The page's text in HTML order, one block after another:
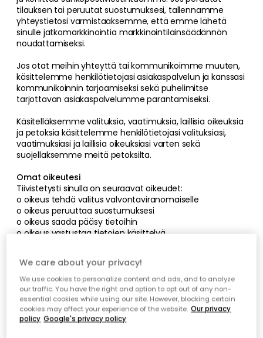
tilauksen tai peruutat suostumuksesi, tallennamme
yhteystietosi varmistaaksemme, että emme lähetä
sinulle jatkomarkkinointia markkinointilainsäädännön
noudattamiseksi.
Jos otat meihin yhteyttä tai kommunikoimme muuten,
käsittelemme henkilötietojasi asiakaspalvelun ja kanssasi
kommunikoinnin tarjoamiseksi sekä puhelimitse
tarjottavan asiakaspalvelumme parantamiseksi.
Käsitelläksemme valituksia, vaatimuksia, laillisia oikeuksia
ja petoksia käsittelemme henkilötietojasi valituksiasi,
vaatimuksiasi ja laillisia oikeuksiasi varten sekä
suojellaksemme meitä petoksilta.
Omat oikeutesi
Tiivistetysti sinulla on seuraavat oikeudet:
o oikeus tehdä valitus valvontaviranomaiselle
o oikeus peruuttaa suostumuksesi
o oikeus saada pääsy tietoihin
o oikeus vastustaa tietojen käsittelyä
o oikeus käsittelyn rajoittamiseen
o oikeus siirtää tiedot järjestelmästä toiseen.
Jos sinulla on kysyttävää oikeuksistasi tai haluat käyttää
oikeuksiasi, ota meihin yhteyttä.
We care about your privacy!
We use cookies to personalize content and ads, and to analyze
our traffic. You have the right and option to opt out of any non-
essential cookies while using our site. However, blocking certain
cookies may affect your experience of the website. Our privacy
policy Google's privacy policy